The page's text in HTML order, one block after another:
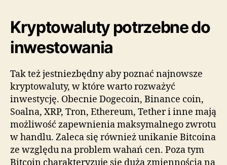
Kryptowaluty potrzebne do
inwestowania
Tak też jestniezbędny aby poznać najnowsze
kryptowaluty, w które warto rozważyć
inwestycję. Obecnie Dogecoin, Binance coin,
Soalna, XRP, Tron, Ethereum, Tether i inne mają
możliwość zapewnienia maksymalnego zwrotu
w handlu. Zaleca się również unikanie Bitcoina
ze względu na problem wahań cen. Poza tym